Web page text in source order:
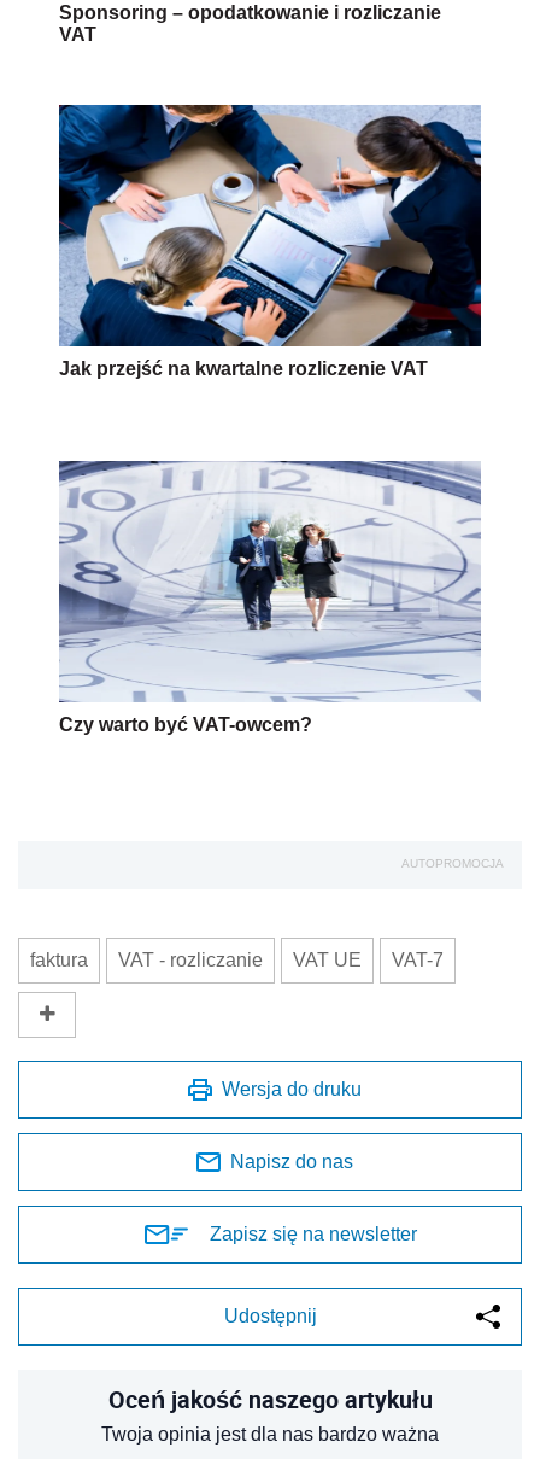
Sponsoring – opodatkowanie i rozliczanie
VAT
Jak przejść na kwartalne rozliczenie VAT
Czy warto być VAT-owcem?
AUTOPROMOCJA
faktura VAT - rozliczanie VAT UE VAT-7
Wersja do druku
Napisz do nas
Zapisz się na newsletter
Udostępnij
Oceń jakość naszego artykułu
Twoja opinia jest dla nas bardzo ważna